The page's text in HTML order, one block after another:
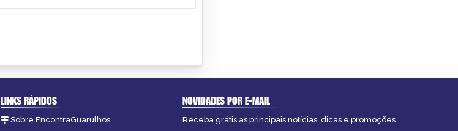
LINKS RÁPIDOS
Sobre EncontraGuarulhos
NOVIDADES POR E-MAIL
Receba grátis as principais notícias, dicas e promoções